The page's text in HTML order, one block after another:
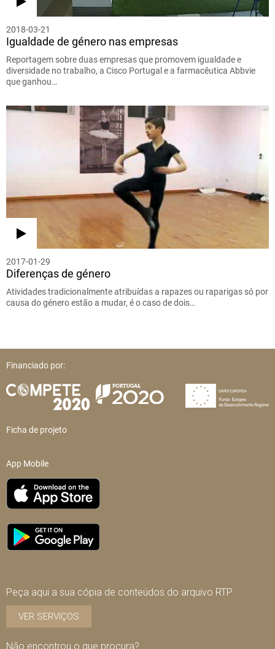
2018-03-21
Igualdade de género nas empresas
Reportagem sobre duas empresas que promovem igualdade e
diversidade no trabalho, a Cisco Portugal e a farmacêutica Abbvie
que ganhou…
2017-01-29
Diferenças de género
Atividades tradicionalmente atribuídas a rapazes ou raparigas só por
causa do género estão a mudar, é o caso de dois…
Financiado por:
Ficha de projeto
App Mobile
Peça aqui a sua cópia de conteúdos do arquivo RTP
VER SERVIÇOS
Não encontrou o que procura?